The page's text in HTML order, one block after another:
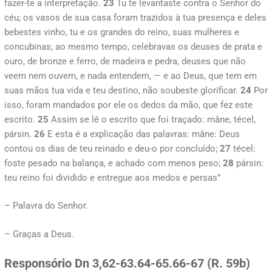
fazer-te a interpretação. 23 Tu te levantaste contra o Senhor do
céu; os vasos de sua casa foram trazidos à tua presença e deles
bebestes vinho, tu e os grandes do reino, suas mulheres e
concubinas; ao mesmo tempo, celebravas os deuses de prata e
ouro, de bronze e ferro, de madeira e pedra, deuses que não
veem nem ouvem, e nada entendem, — e ao Deus, que tem em
suas mãos tua vida e teu destino, não soubeste glorificar. 24 Por
isso, foram mandados por ele os dedos da mão, que fez este
escrito. 25 Assim se lê o escrito que foi traçado: mâne, técel,
pársin. 26 E esta é a explicação das palavras: mâne: Deus
contou os dias de teu reinado e deu-o por concluído; 27 técel:
foste pesado na balança, e achado com menos peso; 28 pársin:
teu reino foi dividido e entregue aos medos e persas”
– Palavra do Senhor.
– Graças a Deus.
Responsório Dn 3,62-63.64-65.66-67 (R. 59b)